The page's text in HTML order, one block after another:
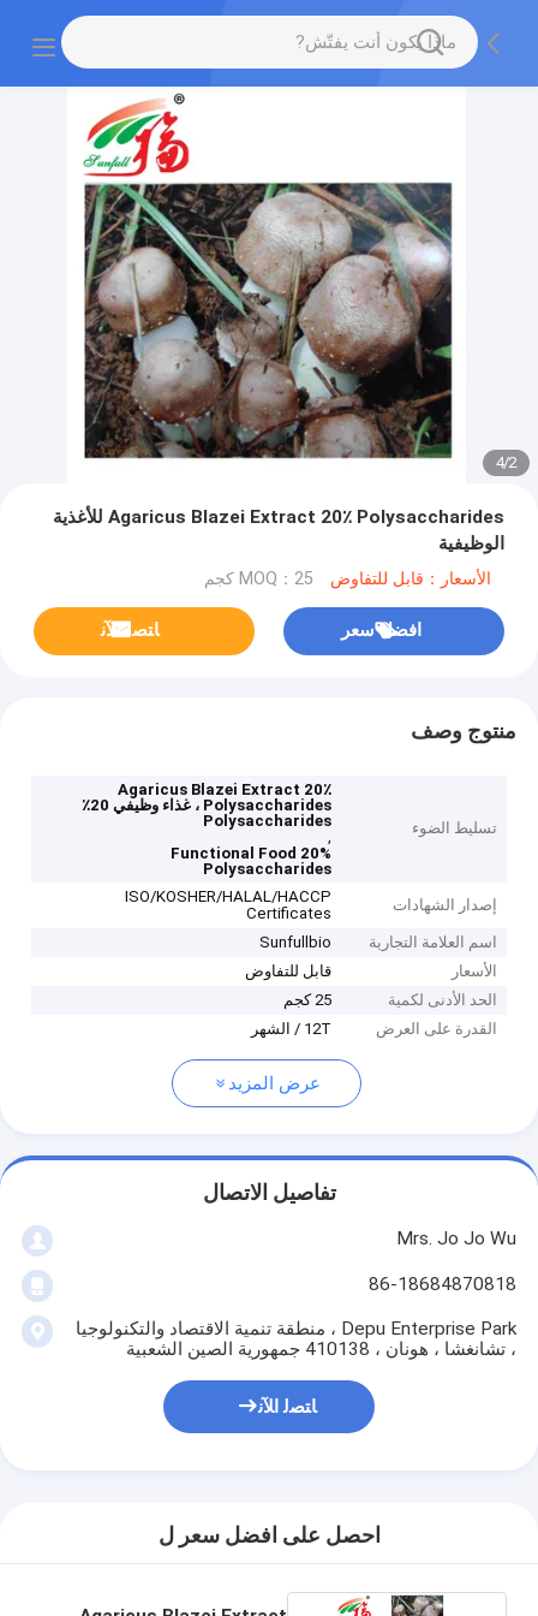
2
/
4
Agaricus Blazei Extract 20٪ Polysaccharides للأغذية
الوظيفية
الأسعار：قابل للتفاوض MOQ：25 كجم
افضل سعر ﺎﺘﺼﻟ ﺍﻶﻧ
منتوج وصف
تسليط الضوء
Agaricus Blazei Extract 20٪
Polysaccharides ، غذاء وظيفي 20٪
Polysaccharides
,
Functional Food 20%
Polysaccharides
إصدار الشهادات
ISO/KOSHER/HALAL/HACCP
Certificates
اسم العلامة التجارية
Sunfullbio
الأسعار
قابل للتفاوض
الحد الأدنى لكمية
25 كجم
القدرة على العرض
12T / الشهر
عرض المزيد
تفاصيل الاتصال
Mrs. Jo Jo Wu
86-18684870818
Depu Enterprise Park ، منطقة تنمية الاقتصاد والتكنولوجيا
، تشانغشا ، هونان ، 410138 جمهورية الصين الشعبية
ﺎﺘﺼﻟ ﺍﻶﻧ
احصل على افضل سعر ل